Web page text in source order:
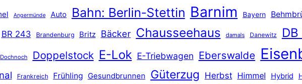
Angermünde Auto Bahn: Berlin-Stettin Barnim Bayern
BR 243 Brandenburg Britz Bäcker Chausseehaus damals Danewitz DB
Dochnoch Doppelstock E-Lok E-Triebwagen Eberswalde
Frankreich Frühling Gesundbrunnen Güterzug Herbst Himmel Hybrid